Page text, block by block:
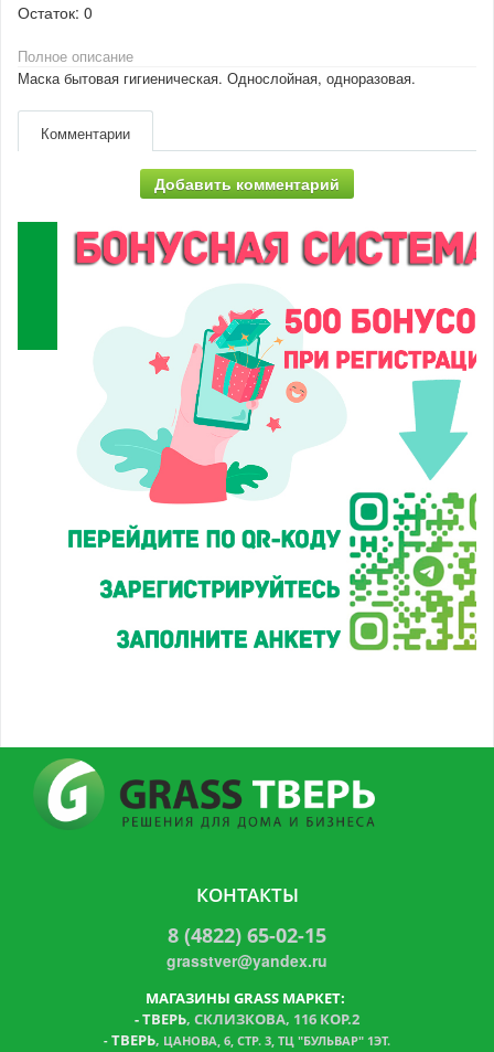
Остаток: 0
Полное описание
Маска бытовая гигиеническая. Однослойная, одноразовая.
Комментарии
Добавить комментарий
КОНТАКТЫ
8 (4822) 65-02-15
grasstver@yandex.ru
МАГАЗИНЫ GRASS МАРКЕТ:
-ТВЕРЬ, СКЛИЗКОВА, 116 КОР.2
- ТВЕРЬ, ЦАНОВА, 6, СТР. 3, ТЦ "БУЛЬВАР" 1ЭТ.